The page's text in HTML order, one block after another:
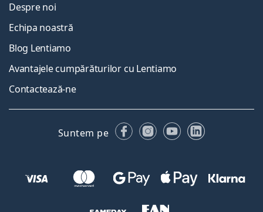
Despre noi
Echipa noastră
Blog Lentiamo
Avantajele cumpărăturilor cu Lentiamo
Contactează-ne
Suntem pe FacebookInstagram
YouTubeLinkedIn